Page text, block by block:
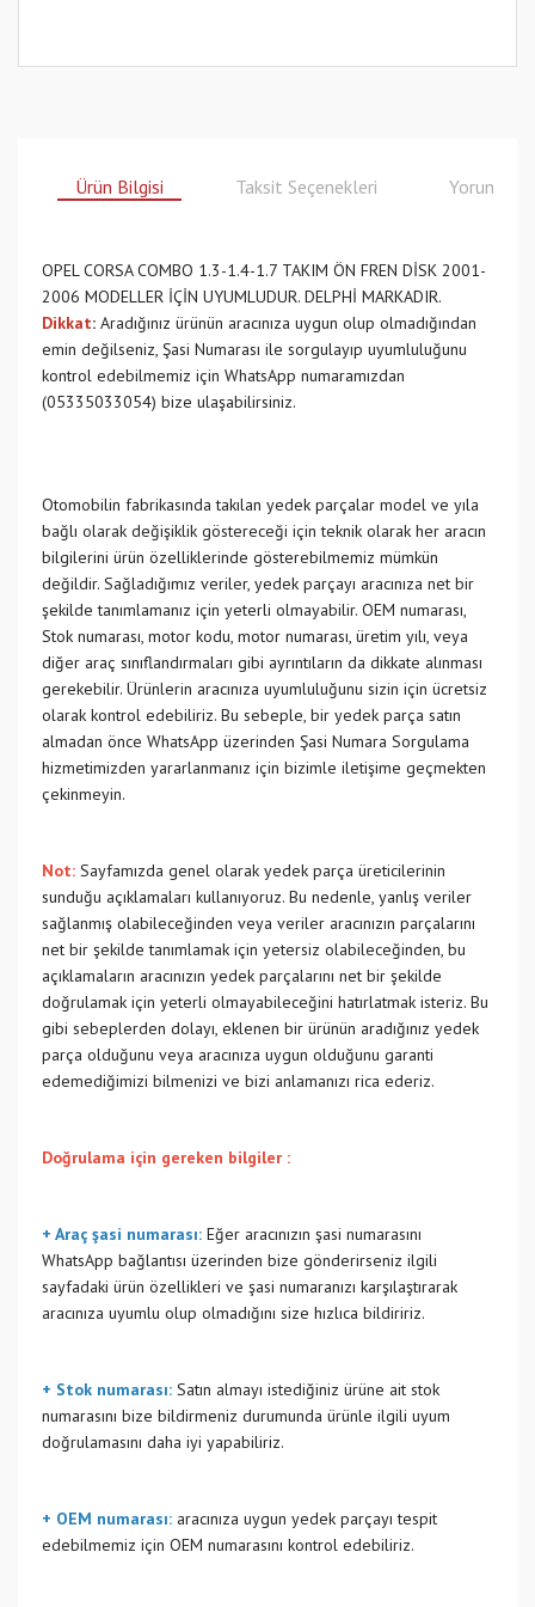
Ürün Bilgisi Taksit Seçenekleri Yorumlar
OPEL CORSA COMBO 1.3-1.4-1.7 TAKIM ÖN FREN DİSK 2001-
2006 MODELLER İÇİN UYUMLUDUR. DELPHİ MARKADIR.
Dikkat: Aradığınız ürünün aracınıza uygun olup olmadığından
emin değilseniz, Şasi Numarası ile sorgulayıp uyumluluğunu
kontrol edebilmemiz için WhatsApp numaramızdan
(05335033054) bize ulaşabilirsiniz.
Otomobilin fabrikasında takılan yedek parçalar model ve yıla
bağlı olarak değişiklik göstereceği için teknik olarak her aracın
bilgilerini ürün özelliklerinde gösterebilmemiz mümkün
değildir. Sağladığımız veriler, yedek parçayı aracınıza net bir
şekilde tanımlamanız için yeterli olmayabilir. OEM numarası,
Stok numarası, motor kodu, motor numarası, üretim yılı, veya
diğer araç sınıflandırmaları gibi ayrıntıların da dikkate alınması
gerekebilir. Ürünlerin aracınıza uyumluluğunu sizin için ücretsiz
olarak kontrol edebiliriz. Bu sebeple, bir yedek parça satın
almadan önce WhatsApp üzerinden Şasi Numara Sorgulama
hizmetimizden yararlanmanız için bizimle iletişime geçmekten
çekinmeyin.
Not: Sayfamızda genel olarak yedek parça üreticilerinin
sunduğu açıklamaları kullanıyoruz. Bu nedenle, yanlış veriler
sağlanmış olabileceğinden veya veriler aracınızın parçalarını
net bir şekilde tanımlamak için yetersiz olabileceğinden, bu
açıklamaların aracınızın yedek parçalarını net bir şekilde
doğrulamak için yeterli olmayabileceğini hatırlatmak isteriz. Bu
gibi sebeplerden dolayı, eklenen bir ürünün aradığınız yedek
parça olduğunu veya aracınıza uygun olduğunu garanti
edemediğimizi bilmenizi ve bizi anlamanızı rica ederiz.
Doğrulama için gereken bilgiler :
+ Araç şasi numarası: Eğer aracınızın şasi numarasını
WhatsApp bağlantısı üzerinden bize gönderirseniz ilgili
sayfadaki ürün özellikleri ve şasi numaranızı karşılaştırarak
aracınıza uyumlu olup olmadığını size hızlıca bildiririz.
+ Stok numarası: Satın almayı istediğiniz ürüne ait stok
numarasını bize bildirmeniz durumunda ürünle ilgili uyum
doğrulamasını daha iyi yapabiliriz.
+ OEM numarası: aracınıza uygun yedek parçayı tespit
edebilmemiz için OEM numarasını kontrol edebiliriz.